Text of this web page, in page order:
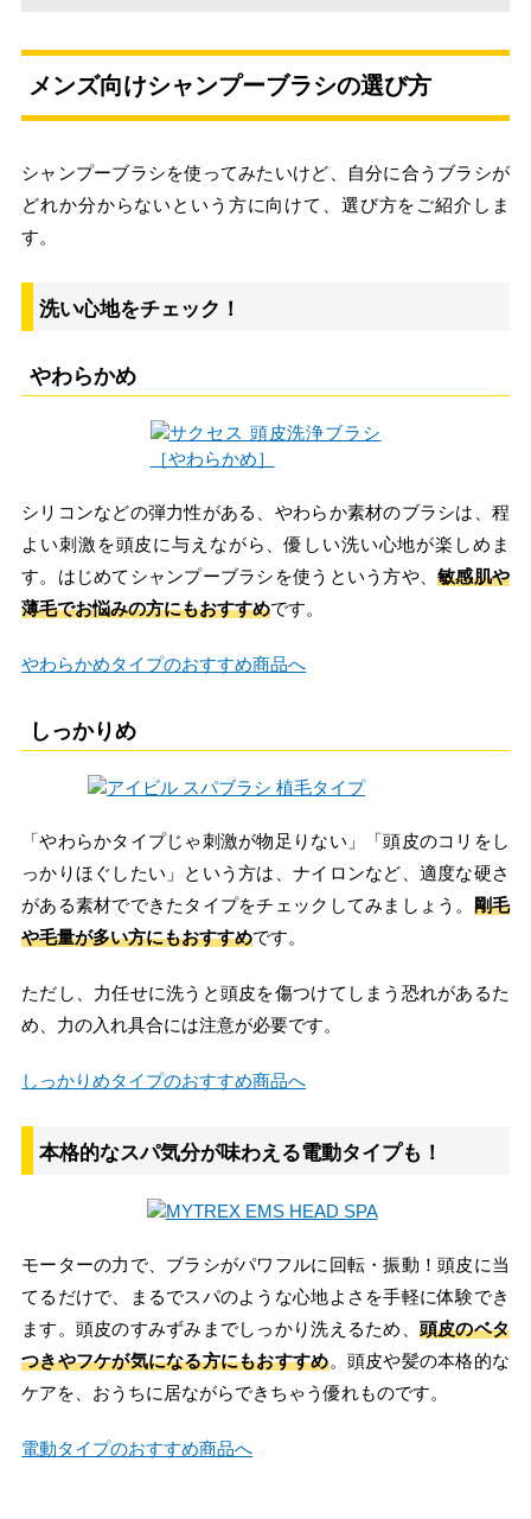
メンズ向けシャンプーブラシの選び方
シャンプーブラシを使ってみたいけど、自分に合うブラシが
どれか分からないという方に向けて、選び方をご紹介しま
す。
洗い心地をチェック！
やわらかめ
シリコンなどの弾力性がある、やわらか素材のブラシは、程
よい刺激を頭皮に与えながら、優しい洗い心地が楽しめま
す。はじめてシャンプーブラシを使うという方や、敏感肌や
薄毛でお悩みの方にもおすすめです。
やわらかめタイプのおすすめ商品へ
しっかりめ
「やわらかタイプじゃ刺激が物足りない」「頭皮のコリをし
っかりほぐしたい」という方は、ナイロンなど、適度な硬さ
がある素材でできたタイプをチェックしてみましょう。 剛毛
や毛量が多い方にもおすすめです。
ただし、力任せに洗うと頭皮を傷つけてしまう恐れがあるた
め、力の入れ具合には注意が必要です。
しっかりめタイプのおすすめ商品へ
本格的なスパ気分が味わえる電動タイプも！
モーターの力で、ブラシがパワフルに回転・振動！頭皮に当
てるだけで、まるでスパのような心地よさを手軽に体験でき
ます。頭皮のすみずみまでしっかり洗えるため、 頭皮のベタ
つきやフケが気になる方にもおすすめ。頭皮や髪の本格的な
ケアを、おうちに居ながらできちゃう優れものです。
電動タイプのおすすめ商品へ